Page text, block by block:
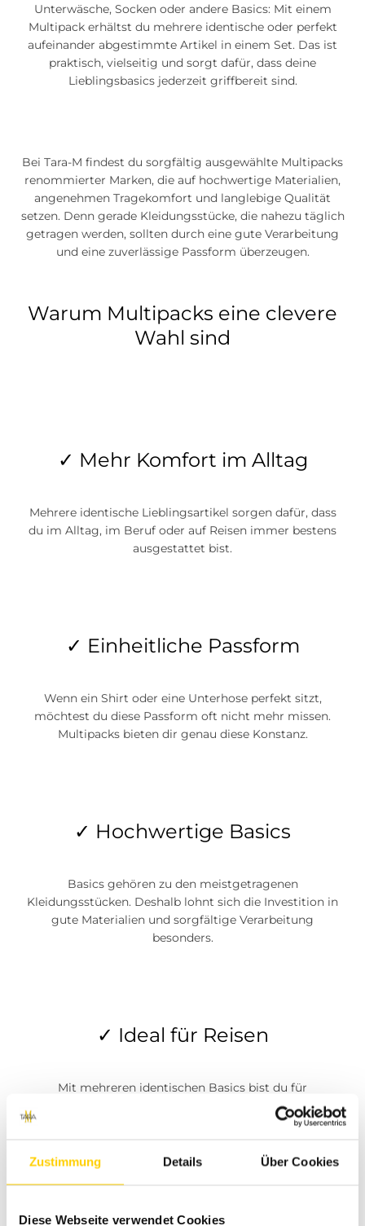
Zustimmung Details Über Cookies
Diese Webseite verwendet Cookies
Unterwäsche, Socken oder andere Basics: Mit einem
Multipack erhältst du mehrere identische oder perfekt
aufeinander abgestimmte Artikel in einem Set. Das ist
praktisch, vielseitig und sorgt dafür, dass deine
Lieblingsbasics jederzeit griffbereit sind.
Bei Tara-M findest du sorgfältig ausgewählte Multipacks
renommierter Marken, die auf hochwertige Materialien,
angenehmen Tragekomfort und langlebige Qualität
setzen. Denn gerade Kleidungsstücke, die nahezu täglich
getragen werden, sollten durch eine gute Verarbeitung
und eine zuverlässige Passform überzeugen.
Warum Multipacks eine clevere
Wahl sind
✓ Mehr Komfort im Alltag
Mehrere identische Lieblingsartikel sorgen dafür, dass
du im Alltag, im Beruf oder auf Reisen immer bestens
ausgestattet bist.
✓ Einheitliche Passform
Wenn ein Shirt oder eine Unterhose perfekt sitzt,
möchtest du diese Passform oft nicht mehr missen.
Multipacks bieten dir genau diese Konstanz.
✓ Hochwertige Basics
Basics gehören zu den meistgetragenen
Kleidungsstücken. Deshalb lohnt sich die Investition in
gute Materialien und sorgfältige Verarbeitung
besonders.
✓ Ideal für Reisen
Mit mehreren identischen Basics bist du für
Wochenenden, Geschäftsreisen oder den Urlaub bestens